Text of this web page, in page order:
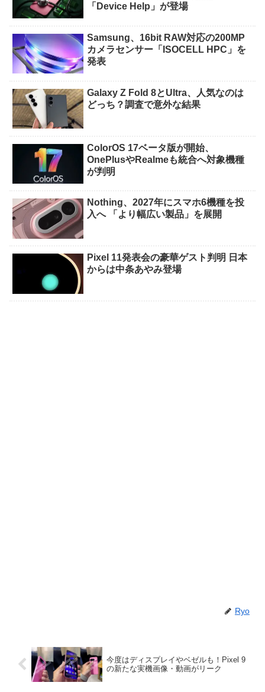
「Device Help」が登場
Samsung、16bit RAW対応の200MP
カメラセンサー「ISOCELL HPC」を
発表
Galaxy Z Fold 8とUltra、人気なのは
どっち？調査で意外な結果
ColorOS 17ベータ版が開始、
OnePlusやRealmeも統合へ対象機種
が判明
Nothing、2027年にスマホ6機種を投
入へ 「より幅広い製品」を展開
Pixel 11発表会の豪華ゲスト判明 日本
からは中条あやみ登場
Ryo
今度はディスプレイやベゼルも！Pixel 9
の新たな実機画像・動画がリーク